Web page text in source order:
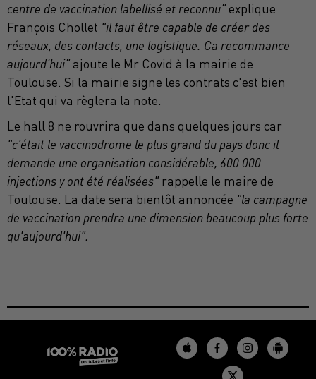
centre de vaccination labellisé et reconnu" explique
François Chollet "il faut être capable de créer des
réseaux, des contacts, une logistique. Ca recommance
aujourd'hui" ajoute le Mr Covid à la mairie de
Toulouse. Si la mairie signe les contrats c'est bien
l'Etat qui va règlera la note.
Le hall 8 ne rouvrira que dans quelques jours car
"c'était le vaccinodrome le plus grand du pays donc il
demande une organisation considérable, 600 000
injections y ont été réalisées" rappelle le maire de
Toulouse. La date sera bientôt annoncée "la campagne
de vaccination prendra une dimension beaucoup plus forte
qu'aujourd'hui".